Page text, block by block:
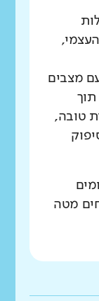
מצבים
תוך
טובה,
מטה